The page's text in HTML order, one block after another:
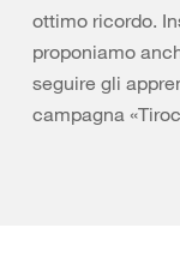
ottimo ricordo.
proponiamo
seguire gli
campagna